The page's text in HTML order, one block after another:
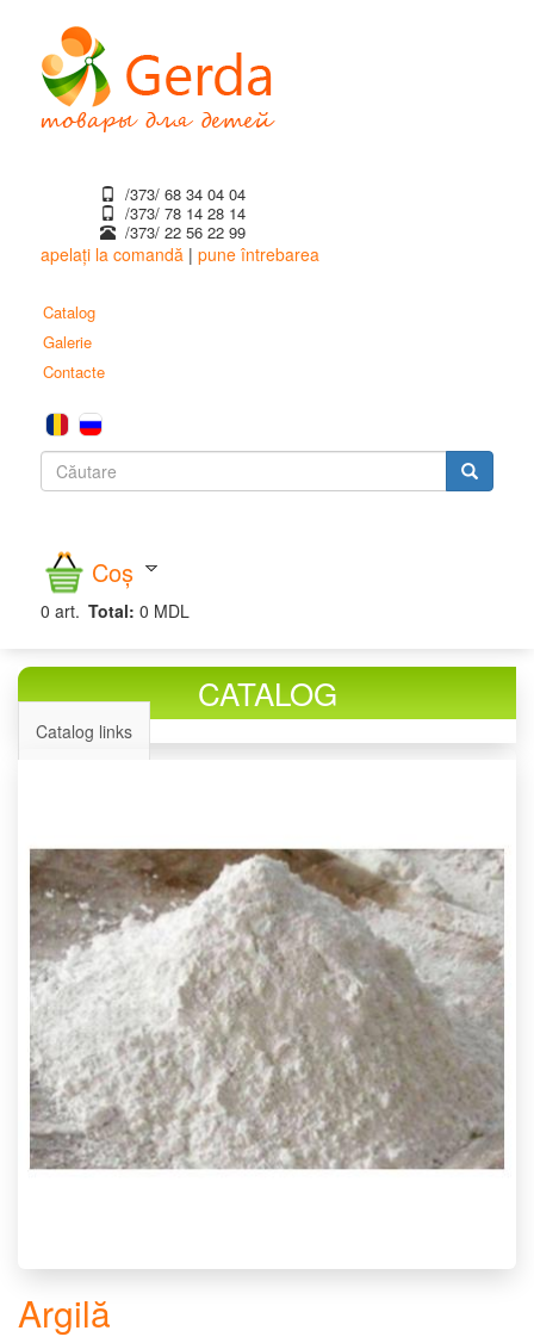
conţinutul
principal
/373/ 68 34 04 04
/373/ ‎78 14 28 14
/373/ 22 56 22 99
apelați la comandă | pune întrebarea
Catalog
Galerie
Contacte
Formular
căutare
Coș
0 art. Total: 0 MDL
CATALOG
Catalog links
Argilă